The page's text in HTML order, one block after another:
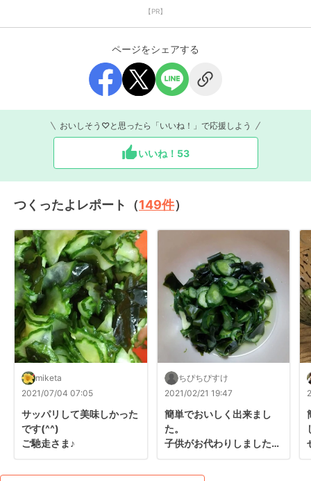
【PR】
ページをシェアする
おいしそう♡と思ったら「いいね！」で応援しよう
いいね！ 53
つくったよレポート（149件）
miketa
2021/07/04 07:05
サッパリして美味しかった
です(^^)
ご馳走さま♪
ちぴちぴすけ
2021/02/21 19:47
簡単でおいしく出来まし
た。
子供がお代わりしました